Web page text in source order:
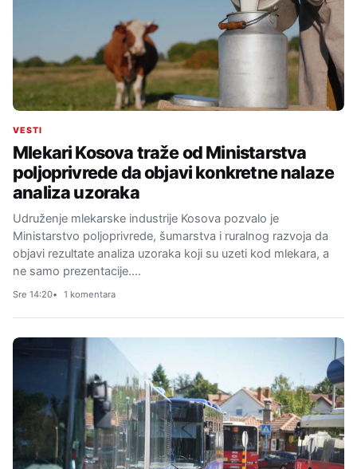
VESTI
Mlekari Kosova traže od Ministarstva
poljoprivrede da objavi konkretne nalaze
analiza uzoraka
Udruženje mlekarske industrije Kosova pozvalo je
Ministarstvo poljoprivrede, šumarstva i ruralnog razvoja da
objavi rezultate analiza uzoraka koji su uzeti kod mlekara, a
ne samo prezentacije.…
Sre 14:20 1 komentara